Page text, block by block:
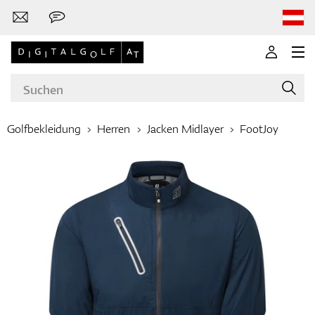
Marken
Golfschläger
Golfbekleidung Herren Jacken Midlayer FootJoy